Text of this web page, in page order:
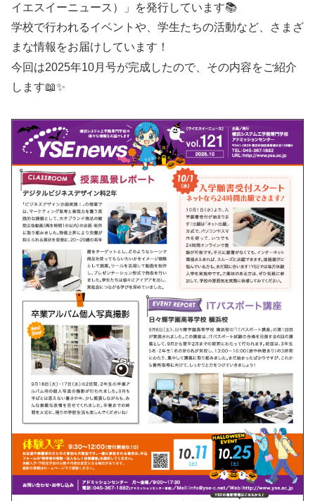
イエスイーニュース）」を発行しています📚
学校で行われるイベントや、学生たちの活動など、さまざ
まな情報をお届けしています！
今回は2025年10月号が完成したので、その内容をご紹介
します📖✨